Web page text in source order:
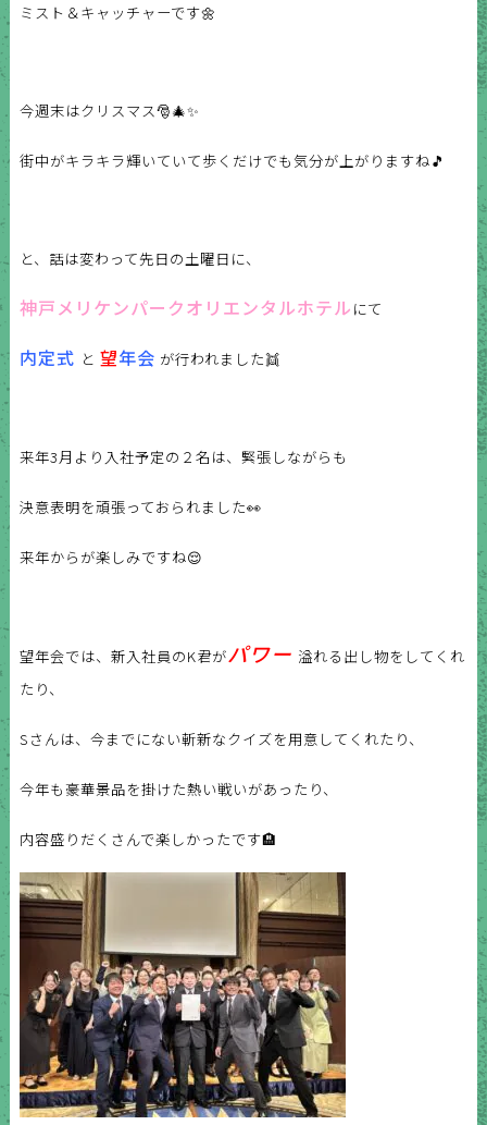
ミスト＆キャッチャーです🌼
今週末はクリスマス🎅🎄✨
街中がキラキラ輝いていて歩くだけでも気分が上がりますね🎵
と、話は変わって先日の土曜日に、
神戸メリケンパークオリエンタルホテル にて
内定式 と 望年会 が行われました👯
来年3月より入社予定の２名は、緊張しながらも
決意表明を頑張っておられました👀
来年からが楽しみですね😌
望年会では、 新入社員のK君がパワー 溢れる出し物をしてくれ
たり、
Sさんは、今までにない斬新なクイズを用意してくれたり、
今年も豪華景品を掛けた熱い戦いがあったり、
内容盛りだくさんで楽しかったです🏨